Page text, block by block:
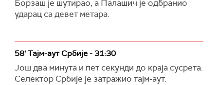
Борзаш је шутирао, а Палашич је одбранио
ударац са девет метара.
58' Тајм-аут Србије - 31:30
Још два минута и пет секунди до краја сусрета.
Селектор Србије је затражио тајм-аут.